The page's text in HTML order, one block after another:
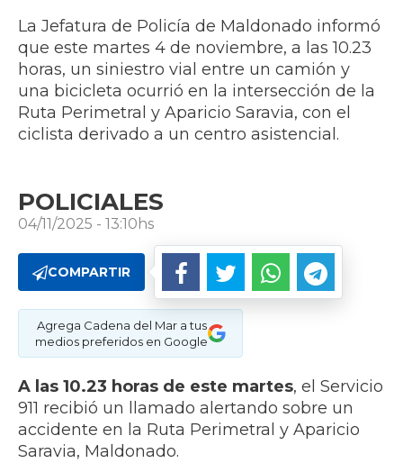
La Jefatura de Policía de Maldonado informó
que este martes 4 de noviembre, a las 10.23
horas, un siniestro vial entre un camión y
una bicicleta ocurrió en la intersección de la
Ruta Perimetral y Aparicio Saravia, con el
ciclista derivado a un centro asistencial.
POLICIALES
04/11/2025 - 13:10hs
COMPARTIR
Agrega Cadena del Mar a tus
medios preferidos en Google
A las 10.23 horas de este martes, el Servicio
911 recibió un llamado alertando sobre un
accidente en la Ruta Perimetral y Aparicio
Saravia, Maldonado.